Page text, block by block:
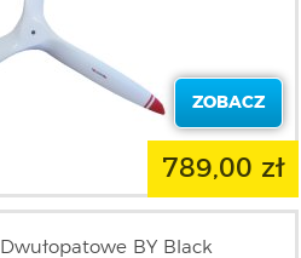
ZOBACZ
789,00 zł
BY Black